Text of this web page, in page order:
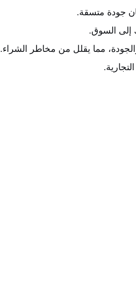
جودة متسقة.
مما يقلل من مخاطر الشراء.